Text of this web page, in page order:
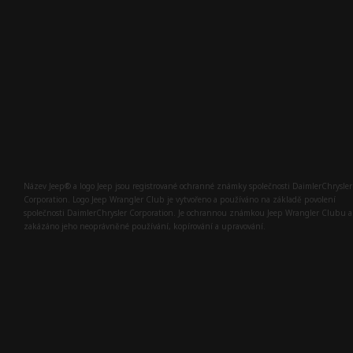
Název Jeep® a logo Jeep jsou registrované ochranné známky společnosti DaimlerChrysler
Corporation. Logo Jeep Wrangler Club je vytvořeno a používáno na základě povolení
společnosti DaimlerChrysler Corporation. Je ochrannou známkou Jeep Wrangler Clubu
zakázáno jeho neoprávněné používání, kopírování a upravování.